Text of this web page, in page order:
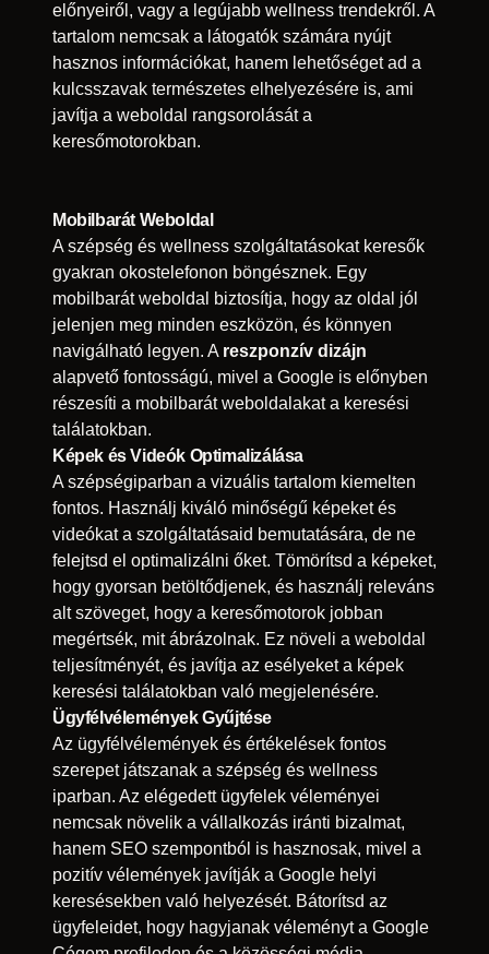
előnyeiről, vagy a legújabb wellness trendekről. A
tartalom nemcsak a látogatók számára nyújt
hasznos információkat, hanem lehetőséget ad a
kulcsszavak természetes elhelyezésére is, ami
javítja a weboldal rangsorolását a
keresőmotorokban.
Mobilbarát Weboldal
A szépség és wellness szolgáltatásokat keresők
gyakran okostelefonon böngésznek. Egy
mobilbarát weboldal biztosítja, hogy az oldal jól
jelenjen meg minden eszközön, és könnyen
navigálható legyen. A reszponzív dizájn
alapvető fontosságú, mivel a Google is előnyben
részesíti a mobilbarát weboldalakat a keresési
találatokban.
Képek és Videók Optimalizálása
A szépségiparban a vizuális tartalom kiemelten
fontos. Használj kiváló minőségű képeket és
videókat a szolgáltatásaid bemutatására, de ne
felejtsd el optimalizálni őket. Tömörítsd a képeket,
hogy gyorsan betöltődjenek, és használj releváns
alt szöveget, hogy a keresőmotorok jobban
megértsék, mit ábrázolnak. Ez növeli a weboldal
teljesítményét, és javítja az esélyeket a képek
keresési találatokban való megjelenésére.
Ügyfélvélemények Gyűjtése
Az ügyfélvélemények és értékelések fontos
szerepet játszanak a szépség és wellness
iparban. Az elégedett ügyfelek véleményei
nemcsak növelik a vállalkozás iránti bizalmat,
hanem SEO szempontból is hasznosak, mivel a
pozitív vélemények javítják a Google helyi
keresésekben való helyezését. Bátorítsd az
ügyfeleidet, hogy hagyjanak véleményt a Google